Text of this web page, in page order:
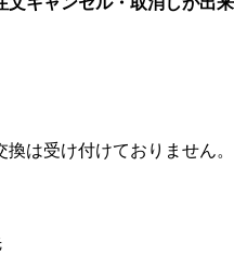
は受け付けておりません。